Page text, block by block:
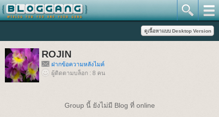
ROJIN
ฝากข้อความหลังไมค์
ผู้ติดตามบล็อก : 8 คน
Group นี้ ยังไม่มี Blog ที่ online